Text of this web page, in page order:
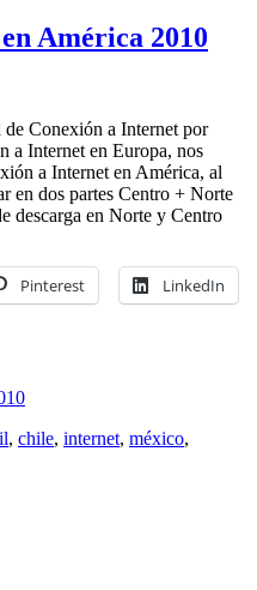
América 2010
Conexión a Internet por
a Internet en Europa, nos
a Internet en América, al
en dos partes Centro + Norte
descarga en Norte y Centro
Pinterest LinkedIn
, chile, internet, méxico,